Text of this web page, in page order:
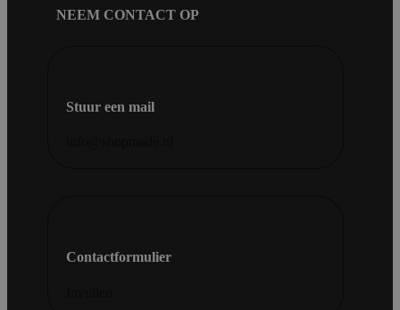
NEEM CONTACT OP
Stuur een mail
Contactformulier